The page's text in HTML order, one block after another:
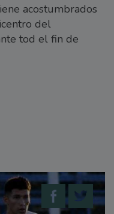
acostumbrados
del
tod el fin de